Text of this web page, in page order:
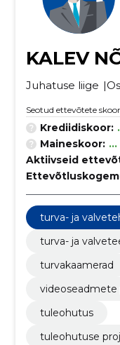
KALEV
Juhatuse liige
Seotud ettevõtete
Krediidiskoor:
Maineskoor: ...
Aktiivseid
turva- ja
turva- ja
turvakaamerad
videoseadmete
tuleohutus
tuleohutuse